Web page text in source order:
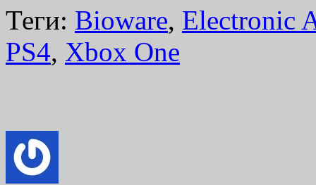
Теги: Bioware, Electronic
PS4, Xbox One